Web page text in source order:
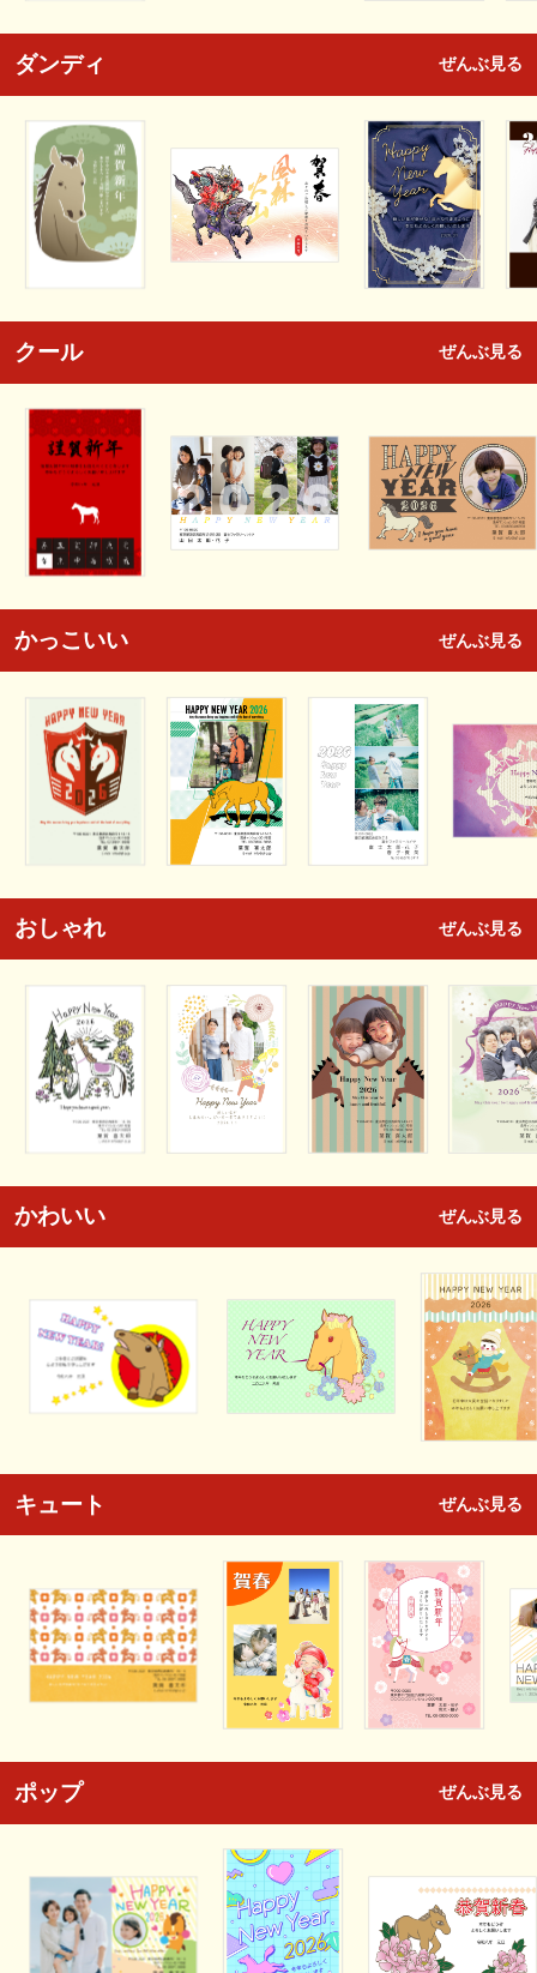
ダンディ ぜんぶ見る
クール ぜんぶ見る
かっこいい ぜんぶ見る
おしゃれ ぜんぶ見る
かわいい ぜんぶ見る
キュート ぜんぶ見る
ポップ ぜんぶ見る